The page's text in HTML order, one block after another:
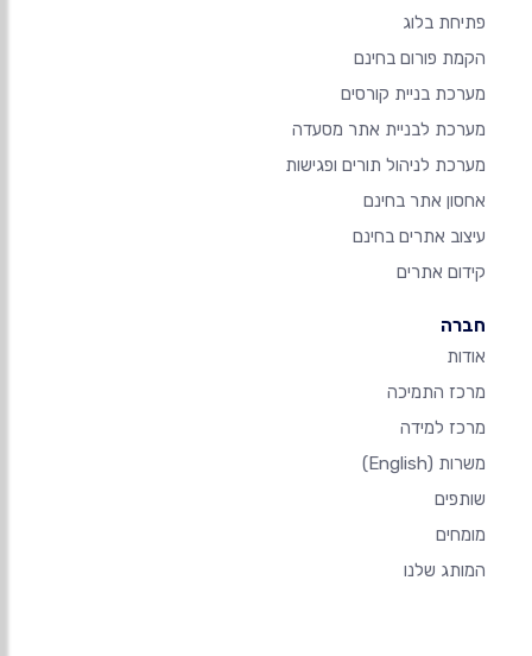
פתיחת בלוג
הקמת פורום בחינם
מערכת בניית קורסים
מערכת לבניית אתר מסעדה
מערכת לניהול תורים ופגישות
אחסון אתר בחינם
עיצוב אתרים בחינם
קידום אתרים
חברה
אודות
מרכז התמיכה
מרכז למידה
משרות (English)
שותפים
מומחים
המותג שלנו